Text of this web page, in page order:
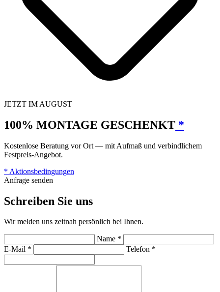
JETZT IM AUGUST
100% MONTAGE GESCHENKT *
Kostenlose Beratung vor Ort — mit Aufmaß und verbindlichem
Festpreis-Angebot.
* Aktionsbedingungen
Anfrage senden
Schreiben Sie uns
Wir melden uns zeitnah persönlich bei Ihnen.
Name *
E-Mail *
Telefon *